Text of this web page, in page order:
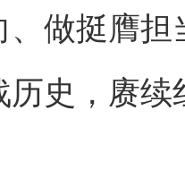
、做挺膺担
，赓续